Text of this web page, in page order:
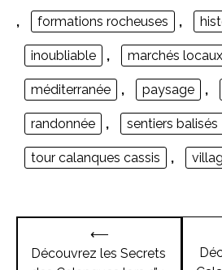
, formations rocheuses ,
inoubliable , marchés
méditerranée , paysage ,
randonnée , sentiers balisés
tour calanques cassis ,
Navigation
de
⟵
Découvrez les Secrets